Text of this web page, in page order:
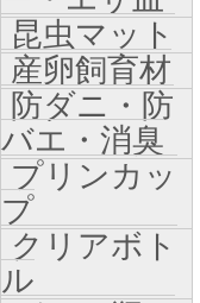
昆虫マット
産卵飼育材
防ダニ・防
バエ・消臭
プリンカッ
プ
クリアボト
ル